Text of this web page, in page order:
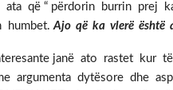
ata që “ përdorin burrin prej
humbet.Ajo që ka vlerë është
janë ato rastet kur
argumenta dytësore dhe